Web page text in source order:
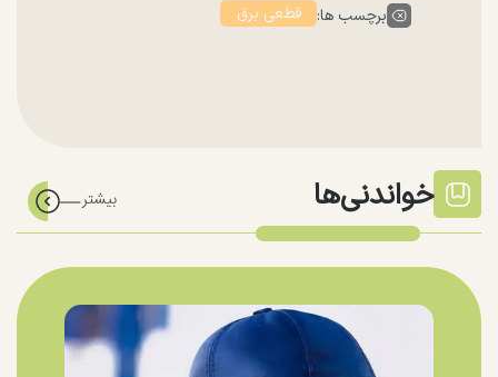
برچسب ها: قطعی برق
خواندنی‌ها